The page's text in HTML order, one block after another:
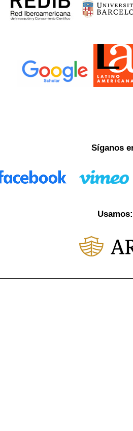
Síganos
Usamos: